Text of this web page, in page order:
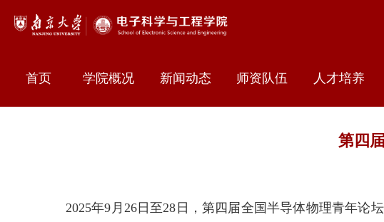
首页 学院概况 新闻动态 师资队伍 人才培养
第四
2025年9月26日至28日，第四届全国半导体物理青年